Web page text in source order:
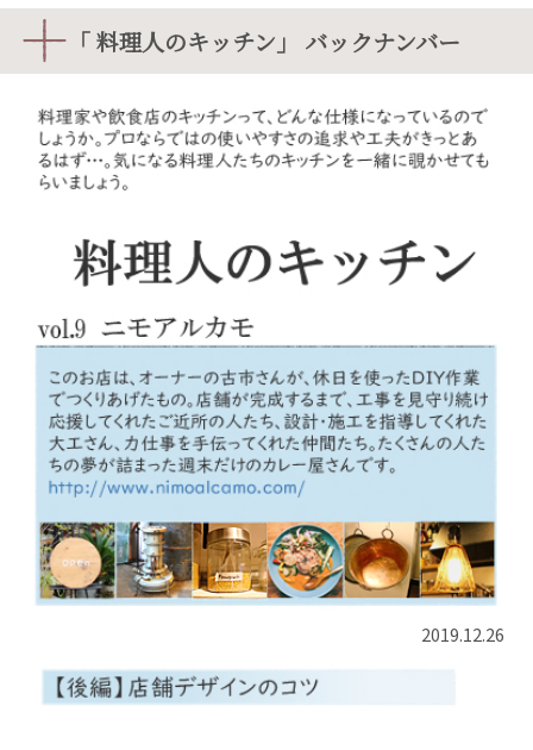
「 料理人のキッチン」 バックナンバー
2019.12.26